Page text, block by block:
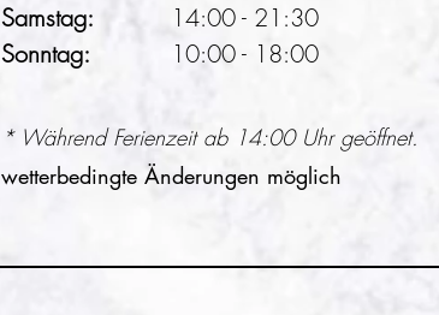
Samstag:
Sonntag:
14:00 - 21:30
10:00 - 18:00
* Während Ferienzeit ab 14:00 Uhr geöffnet.
wetterbedingte Änderungen möglich